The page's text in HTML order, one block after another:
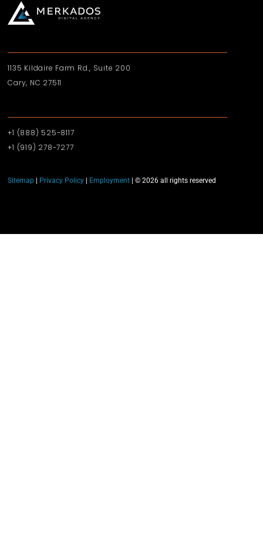
1135 Kildaire Farm Rd., Suite 200
Cary, NC 27511
+1 (888) 525-8117
+1 (919)‪ 278-7277‬
Sitemap Privacy Policy Employment | © 2026 all rights reserved